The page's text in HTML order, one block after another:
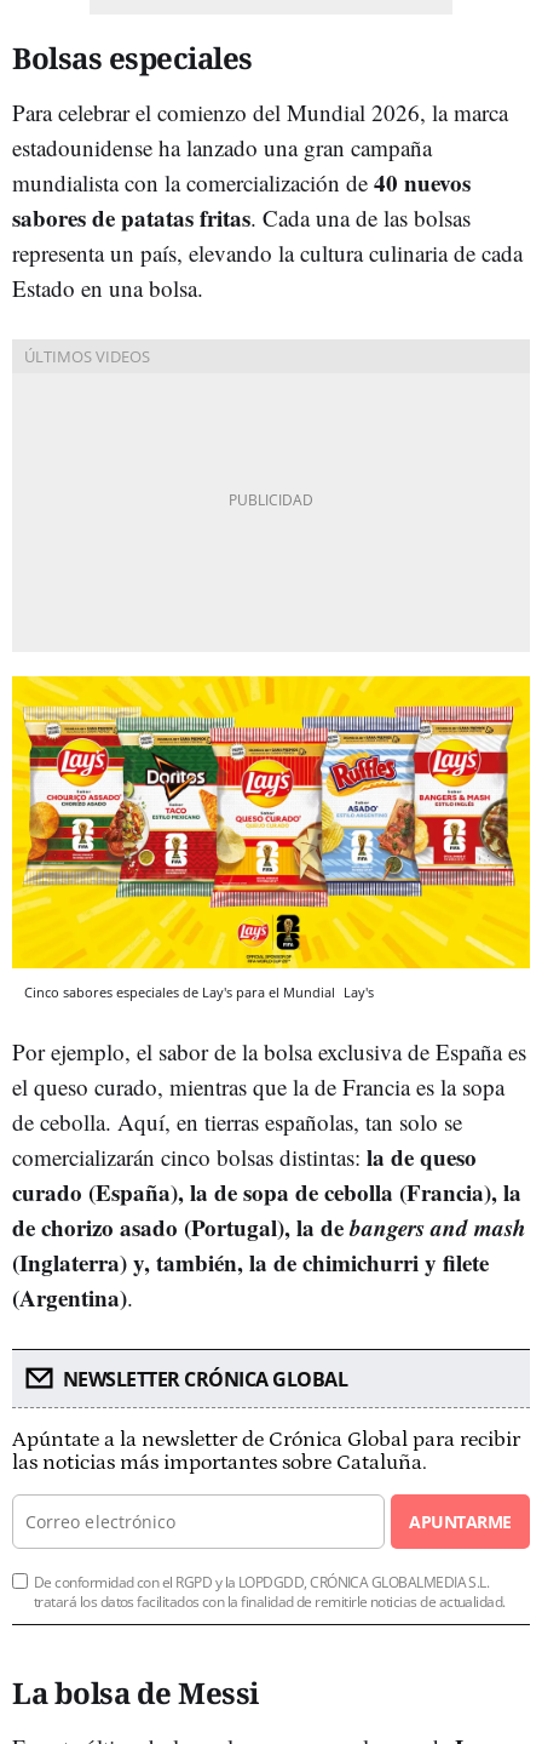
Bolsas especiales
Para celebrar el comienzo del Mundial 2026, la marca
estadounidense ha lanzado una gran campaña
mundialista con la comercialización de 40 nuevos
sabores de patatas fritas. Cada una de las bolsas
representa un país, elevando la cultura culinaria de cada
Estado en una bolsa.
Cinco sabores especiales de Lay's para el Mundial Lay's
Por ejemplo, el sabor de la bolsa exclusiva de España es
el queso curado, mientras que la de Francia es la sopa
de cebolla. Aquí, en tierras españolas, tan solo se
comercializarán cinco bolsas distintas: la de queso
curado (España), la de sopa de cebolla (Francia), la
de chorizo asado (Portugal), la debangers and mash
(Inglaterra) y, también, la de chimichurri y filete
(Argentina).
NEWSLETTER CRÓNICA GLOBAL
Apúntate a la newsletter de Crónica Global para recibir
las noticias más importantes sobre Cataluña.
APUNTARME
De conformidad con el RGPD y la LOPDGDD, CRÓNICA GLOBALMEDIA S.L.
tratará los datos facilitados con la finalidad de remitirle noticias de actualidad.
La bolsa de Messi